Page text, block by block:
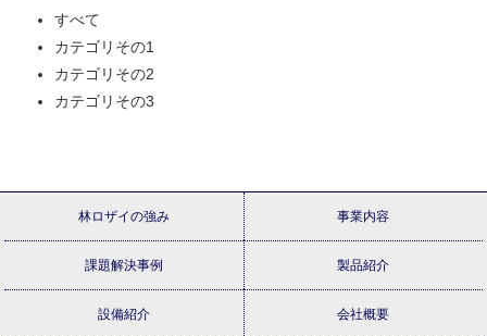
すべて
カテゴリその1
カテゴリその2
カテゴリその3
林ロザイの強み 事業内容
課題解決事例 製品紹介
設備紹介 会社概要